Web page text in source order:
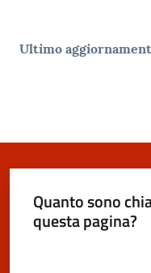
Ultimo
Quanto sono
questa pagina?